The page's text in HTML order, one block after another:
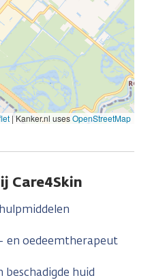
| Kanker.nl usesOpenStreetMap
Care4Skin
en oedeemtherapeut
beschadigde huid